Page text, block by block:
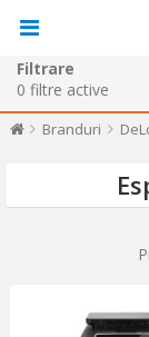
Filtrare
0 filtre active
Branduri